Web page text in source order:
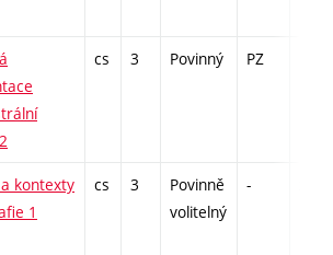
cs 3 Povinný PZ
kontexty
1
cs 3
Povinně
volitelný
-